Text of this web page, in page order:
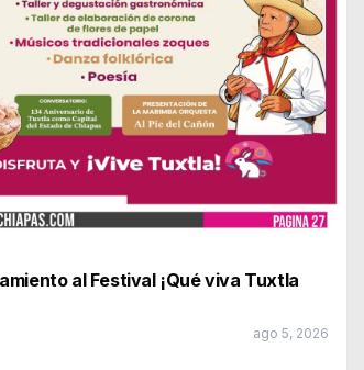
al Festival ¡Qué viva Tuxtla
ago 5, 2026